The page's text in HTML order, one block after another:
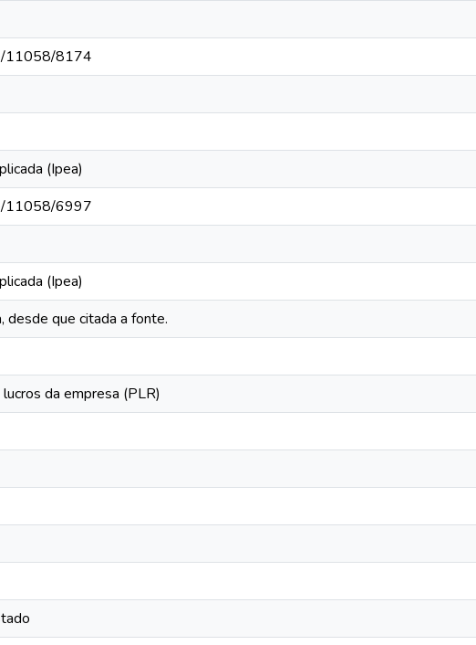
11058/8174
(Ipea)
11058/6997
(Ipea)
desde que citada a fonte.
da empresa (PLR)